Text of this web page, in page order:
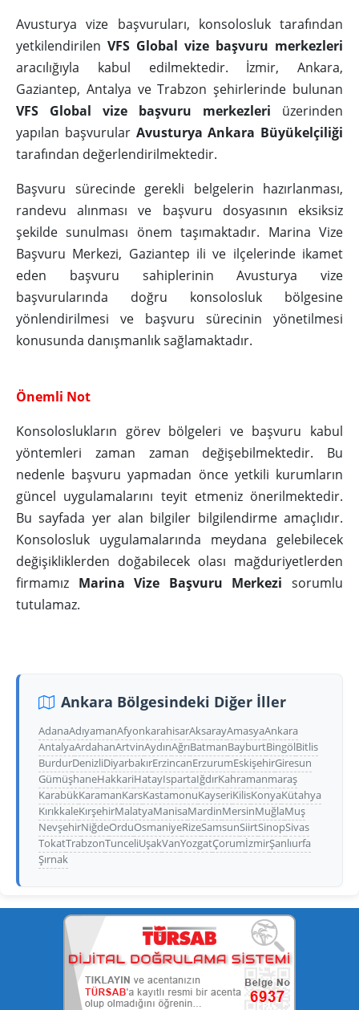
Avusturya vize başvuruları, konsolosluk tarafından
yetkilendirilen VFS Global vize başvuru merkezleri
aracılığıyla kabul edilmektedir. İzmir, Ankara,
Gaziantep, Antalya ve Trabzon şehirlerinde bulunan
VFS Global vize başvuru merkezleri üzerinden
yapılan başvurular Avusturya Ankara Büyükelçiliği
tarafından değerlendirilmektedir.
Başvuru sürecinde gerekli belgelerin hazırlanması,
randevu alınması ve başvuru dosyasının eksiksiz
şekilde sunulması önem taşımaktadır. Marina Vize
Başvuru Merkezi, Gaziantep ili ve ilçelerinde ikamet
eden başvuru sahiplerinin Avusturya vize
başvurularında doğru konsolosluk bölgesine
yönlendirilmesi ve başvuru sürecinin yönetilmesi
konusunda danışmanlık sağlamaktadır.
Önemli Not
Konsoloslukların görev bölgeleri ve başvuru kabul
yöntemleri zaman zaman değişebilmektedir. Bu
nedenle başvuru yapmadan önce yetkili kurumların
güncel uygulamalarını teyit etmeniz önerilmektedir.
Bu sayfada yer alan bilgiler bilgilendirme amaçlıdır.
Konsolosluk uygulamalarında meydana gelebilecek
değişikliklerden doğabilecek olası mağduriyetlerden
firmamız Marina Vize Başvuru Merkezi sorumlu
tutulamaz.
Ankara Bölgesindeki Diğer İller
AdanaAdıyamanAfyonkarahisarAksarayAmasyaAnkara
AntalyaArdahanArtvinAydınAğrıBatmanBayburtBingölBitlis
BurdurDenizliDiyarbakırErzincanErzurumEskişehirGiresun
GümüşhaneHakkariHatayIspartaIğdırKahramanmaraş
KarabükKaramanKarsKastamonuKayseriKilisKonyaKütahya
KırıkkaleKırşehirMalatyaManisaMardinMersinMuğlaMuş
NevşehirNiğdeOrduOsmaniyeRizeSamsunSiirtSinopSivas
TokatTrabzonTunceliUşakVanYozgatÇorumİzmirŞanlıurfa
Şırnak